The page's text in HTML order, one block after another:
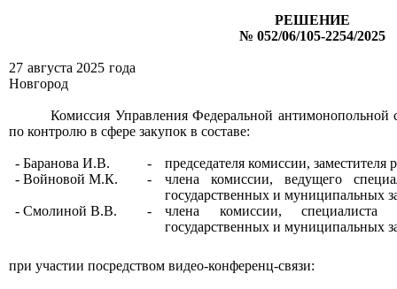
РЕШЕНИЕ
№ 052/06/105-2254/2025
27 августа 2025 года
Новгород
Комиссия Управления Федеральной
по контролю в сфере закупок в составе:
-Баранова И.В. - председателя комиссии, заместителя
-Войновой М.К. - члена комиссии, ведущего
государственных и муниципальных
-Смолиной В.В. - члена комиссии,
государственных и муниципальных
при участии посредством видео-конференц-связи: